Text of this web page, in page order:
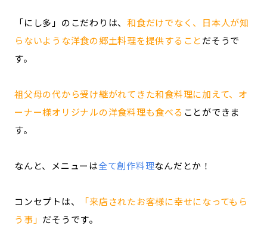
「にし多」のこだわりは、 和食だけでなく、日本人が知
らないような洋食の郷土料理を提供することだそうで
す。
祖父母の代から受け継がれてきた和食料理に加えて、オ
ーナー様オリジナルの洋食料理も食べる ことができま
す。
なんと、メニューは全て創作料理なんだとか！
コンセプトは、
「来店されたお客様に幸せになってもら
う事」 だそうです。